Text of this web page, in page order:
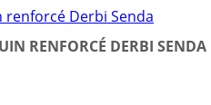
RENFORCÉ DERBI SENDA